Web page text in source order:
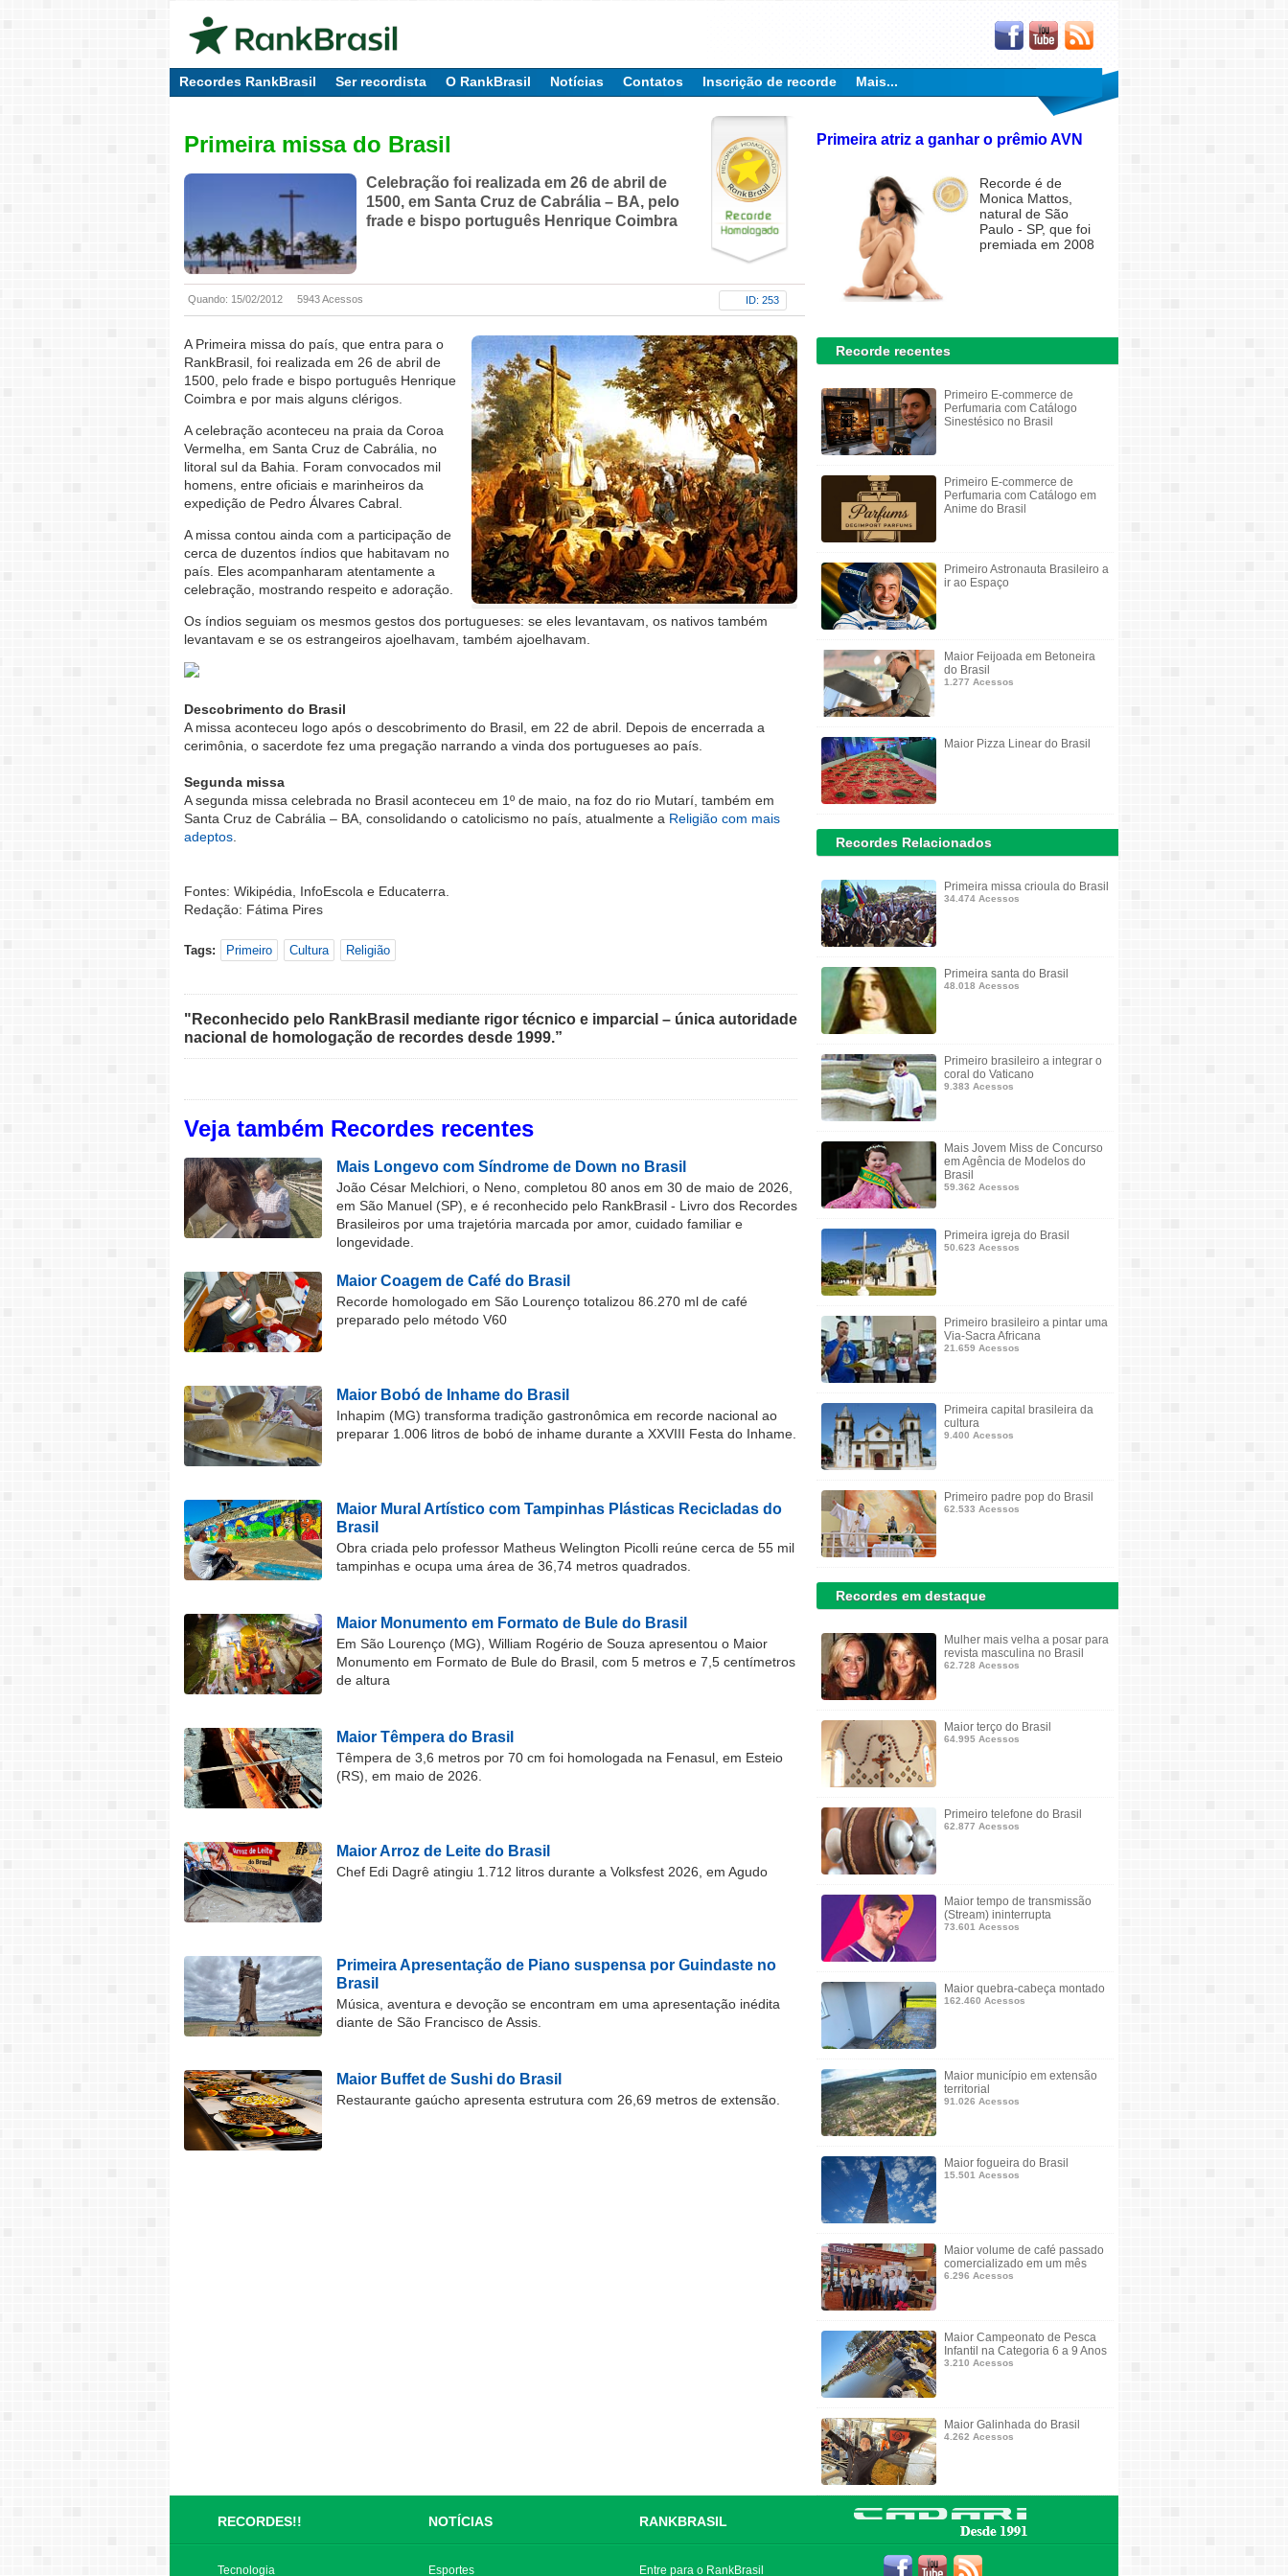
Recordes RankBrasil Ser recordista O RankBrasil Notícias Contatos Inscrição de recorde Mais...
Primeira missa do Brasil
Celebração foi realizada em 26 de abril de
1500, em Santa Cruz de Cabrália – BA, pelo
frade e bispo português Henrique Coimbra
Quando: 15/02/2012 5943 Acessos ID: 253
A Primeira missa do país, que entra para o
RankBrasil, foi realizada em 26 de abril de
1500, pelo frade e bispo português Henrique
Coimbra e por mais alguns clérigos.
A celebração aconteceu na praia da Coroa
Vermelha, em Santa Cruz de Cabrália, no
litoral sul da Bahia. Foram convocados mil
homens, entre oficiais e marinheiros da
expedição de Pedro Álvares Cabral.
A missa contou ainda com a participação de
cerca de duzentos índios que habitavam no
país. Eles acompanharam atentamente a
celebração, mostrando respeito e adoração.
Os índios seguiam os mesmos gestos dos portugueses: se eles levantavam, os nativos também
levantavam e se os estrangeiros ajoelhavam, também ajoelhavam.
Descobrimento do Brasil
A missa aconteceu logo após o descobrimento do Brasil, em 22 de abril. Depois de encerrada a
cerimônia, o sacerdote fez uma pregação narrando a vinda dos portugueses ao país.
Segunda missa
A segunda missa celebrada no Brasil aconteceu em 1º de maio, na foz do rio Mutarí, também em
Santa Cruz de Cabrália – BA, consolidando o catolicismo no país, atualmente a Religião com mais
adeptos
Fontes: Wikipédia, InfoEscola e Educaterra.
Redação: Fátima Pires
Tags: Primeiro Cultura Religião
"Reconhecido pelo RankBrasil mediante rigor técnico e imparcial – única autoridade
nacional de homologação de recordes desde 1999.”
Veja também Recordes recentes
Mais Longevo com Síndrome de Down no Brasil
João César Melchiori, o Neno, completou 80 anos em 30 de maio de 2026,
em São Manuel (SP), e é reconhecido pelo RankBrasil - Livro dos Recordes
Brasileiros por uma trajetória marcada por amor, cuidado familiar e
longevidade.
Maior Coagem de Café do Brasil
Recorde homologado em São Lourenço totalizou 86.270 ml de café
preparado pelo método V60
Maior Bobó de Inhame do Brasil
Inhapim (MG) transforma tradição gastronômica em recorde nacional ao
preparar 1.006 litros de bobó de inhame durante a XXVIII Festa do Inhame.
Maior Mural Artístico com Tampinhas Plásticas Recicladas do
Brasil
Obra criada pelo professor Matheus Welington Picolli reúne cerca de 55 mil
tampinhas e ocupa uma área de 36,74 metros quadrados.
Maior Monumento em Formato de Bule do Brasil
Em São Lourenço (MG), William Rogério de Souza apresentou o Maior
Monumento em Formato de Bule do Brasil, com 5 metros e 7,5 centímetros
de altura
Maior Têmpera do Brasil
Têmpera de 3,6 metros por 70 cm foi homologada na Fenasul, em Esteio
(RS), em maio de 2026.
Maior Arroz de Leite do Brasil
Chef Edi Dagrê atingiu 1.712 litros durante a Volksfest 2026, em Agudo
Primeira Apresentação de Piano suspensa por Guindaste no
Brasil
Música, aventura e devoção se encontram em uma apresentação inédita
diante de São Francisco de Assis.
Maior Buffet de Sushi do Brasil
Restaurante gaúcho apresenta estrutura com 26,69 metros de extensão.
Primeira atriz a ganhar o prêmio AVN
Recorde é de
Monica Mattos,
natural de São
Paulo - SP, que foi
premiada em 2008
Recorde recentes
Primeiro E-commerce de
Perfumaria com Catálogo
Sinestésico no Brasil
Primeiro E-commerce de
Perfumaria com Catálogo em
Anime do Brasil
Primeiro Astronauta Brasileiro a
ir ao Espaço
Maior Feijoada em Betoneira
do Brasil
1.277 Acessos
Maior Pizza Linear do Brasil
Recordes Relacionados
Primeira missa crioula do Brasil
34.474 Acessos
Primeira santa do Brasil
48.018 Acessos
Primeiro brasileiro a integrar o
coral do Vaticano
9.383 Acessos
Mais Jovem Miss de Concurso
em Agência de Modelos do
Brasil
59.362 Acessos
Primeira igreja do Brasil
50.623 Acessos
Primeiro brasileiro a pintar uma
Via-Sacra Africana
21.659 Acessos
Primeira capital brasileira da
cultura
9.400 Acessos
Primeiro padre pop do Brasil
62.533 Acessos
Recordes em destaque
Mulher mais velha a posar para
revista masculina no Brasil
62.728 Acessos
Maior terço do Brasil
64.995 Acessos
Primeiro telefone do Brasil
62.877 Acessos
Maior tempo de transmissão
(Stream) ininterrupta
73.601 Acessos
Maior quebra-cabeça montado
162.460 Acessos
Maior município em extensão
territorial
91.026 Acessos
Maior fogueira do Brasil
15.501 Acessos
Maior volume de café passado
comercializado em um mês
6.296 Acessos
Maior Campeonato de Pesca
Infantil na Categoria 6 a 9 Anos
3.210 Acessos
Maior Galinhada do Brasil
4.262 Acessos
RECORDES!! NOTÍCIAS RANKBRASIL
Tecnologia Esportes Entre para o RankBrasil